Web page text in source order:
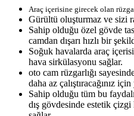
Araç içerisine girecek olan
Gürültü oluşturmaz ve sizi
Sahip olduğu özel gövde
camdan dışarı hızlı bir
Soğuk havalarda araç
hava sirkülasyonu sağlar.
oto cam rüzgarlığı
daha az çalıştıracağınız
Sahip olduğu tüm bu
dış gövdesinde estetik